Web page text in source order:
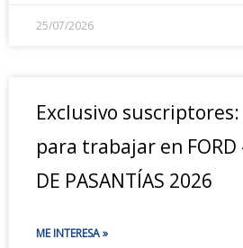
25/07/2026
Exclusivo
para trabajar en FORD
DE PASANTÍAS 2026
ME INTERESA »